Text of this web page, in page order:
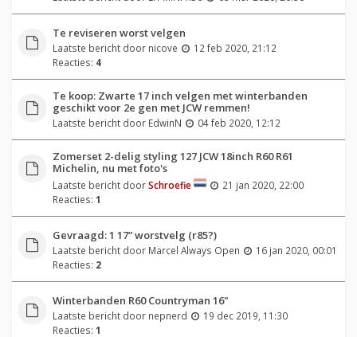
Te reviseren worst velgen
Laatste bericht door nicove
12 feb 2020, 21:12
Reacties: 4
Te koop: Zwarte 17 inch velgen met winterbanden
geschikt voor 2e gen met JCW remmen!
Laatste bericht door EdwinN 04 feb 2020, 12:12
Zomerset 2-delig styling 127 JCW 18inch R60 R61
Michelin, nu met foto's
Laatste bericht doorSchroefie
21 jan 2020, 22:00
Reacties: 1
Gevraagd: 1 17” worstvelg (r85?)
Laatste bericht door Marcel Always Open
16 jan 2020, 00:01
Reacties: 2
Winterbanden R60 Countryman 16"
Laatste bericht door nepnerd
19 dec 2019, 11:30
Reacties: 1